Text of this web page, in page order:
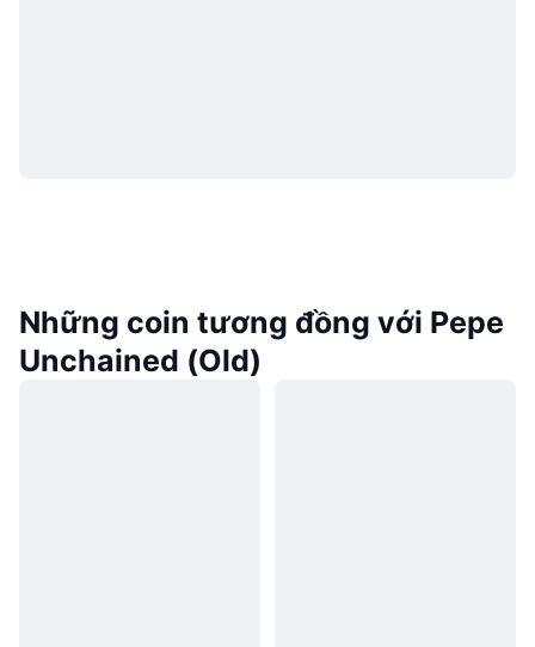
Những coin tương đồng với Pepe
Unchained (Old)